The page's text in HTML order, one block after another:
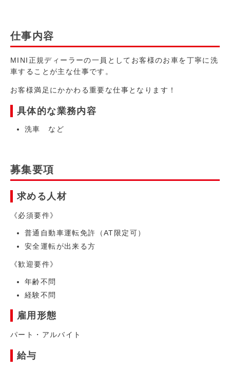
仕事内容
MINI正規ディーラーの一員としてお客様のお車を丁寧に洗
車することが主な仕事です。
お客様満足にかかわる重要な仕事となります！
具体的な業務内容
洗車 など
募集要項
求める人材
《必須要件》
普通自動車運転免許（AT限定可）
安全運転が出来る方
《歓迎要件》
年齢不問
経験不問
雇用形態
パート・アルバイト
給与